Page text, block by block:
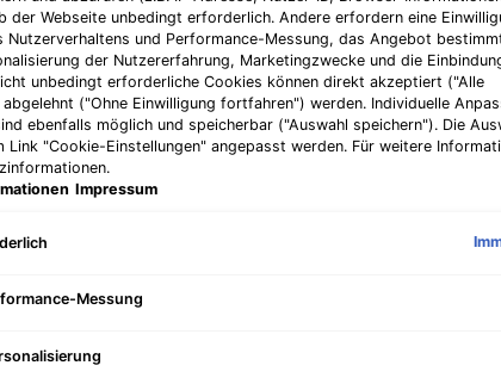
und die
Er
Haut
der Webseite unbedingt erforderlich. Andere erfordern eine
Nutzerverhaltens und Performance-Messung, das Angebot
der Nutzererfahrung, Marketingzwecke und die
unbedingt erforderliche Cookies können direkt akzeptiert ("Alle
("Ohne Einwilligung fortfahren") werden. Individuelle
ebenfalls möglich und speicherbar ("Auswahl speichern"). Die
Link "Cookie-Einstellungen" angepasst werden. Für weitere
Impressum
Messung